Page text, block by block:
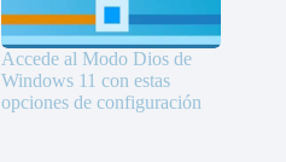
Accede al Modo Dios de
Windows 11 con estas
opciones de configuración